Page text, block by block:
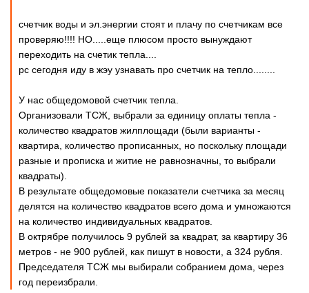
счетчик воды и эл.энергии стоят и плачу по счетчикам все
проверяю!!!! НО.....еще плюсом просто вынуждают
переходить на счетик тепла....
рс сегодня иду в жэу узнавать про счетчик на тепло........
У нас общедомовой счетчик тепла.
Организовали ТСЖ, выбрали за единицу оплаты тепла -
количество квадратов жилплощади (были варианты -
квартира, количество прописанных, но поскольку площади
разные и прописка и житие не равнозначны, то выбрали
квадраты).
В результате общедомовые показатели счетчика за месяц
делятся на количество квадратов всего дома и умножаются
на количество индивидуальных квадратов.
В октрябре получилось 9 рублей за квадрат, за квартиру 36
метров - не 900 рублей, как пишут в новости, а 324 рубля.
Председателя ТСЖ мы выбирали собранием дома, через
год переизбрали.